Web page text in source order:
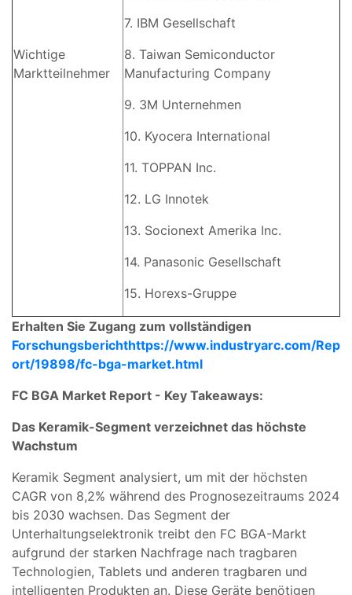
Wichtige
Marktteilnehmer
7. IBM Gesellschaft
8. Taiwan Semiconductor
Manufacturing Company
9. 3M Unternehmen
10. Kyocera International
11. TOPPAN Inc.
12. LG Innotek
13. Socionext Amerika Inc.
14. Panasonic Gesellschaft
15. Horexs-Gruppe
Erhalten Sie Zugang zum vollständigen
Forschungsberichthttps://www.industryarc.com/Rep
ort/19898/fc-bga-market.html
FC BGA Market Report - Key Takeaways:
Das Keramik-Segment verzeichnet das höchste
Wachstum
Keramik Segment analysiert, um mit der höchsten
CAGR von 8,2% während des Prognosezeitraums 2024
bis 2030 wachsen. Das Segment der
Unterhaltungselektronik treibt den FC BGA-Markt
aufgrund der starken Nachfrage nach tragbaren
Technologien, Tablets und anderen tragbaren und
intelligenten Produkten an. Diese Geräte benötigen